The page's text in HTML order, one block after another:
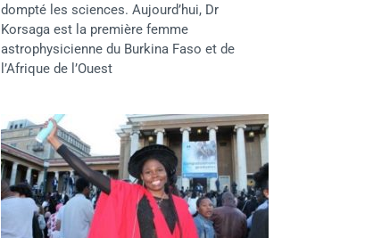
dompté les sciences. Aujourd’hui, Dr
Korsaga est la première femme
astrophysicienne du Burkina Faso et de
l’Afrique de l’Ouest